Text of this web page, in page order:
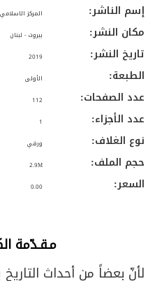
إسم الناشر: المركز
مكان النشر: بيروت - لبنان
تاريخ النشر: 2019
الطبعة: الأولى
عدد الصفحات: 112
عدد الأجزاء: 1
نوع الغلاف: ورقي
حجم الملف: 2.9M
السعر: 0.00
مـقـدّمة
لأنّ بعضاً من أحداث